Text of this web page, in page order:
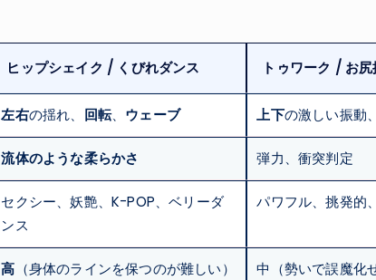
ヒップシェイク / くびれダンス トゥワーク / お尻
左右の揺れ、 回転、 ウェーブ 上下の激しい振動
流体のような柔らかさ 弾力、衝突判定
セクシー、妖艶、K-POP、ベリーダ
ンス
パワフル、挑発的
高 （身体のラインを保つのが難しい） 中（勢いで誤魔化